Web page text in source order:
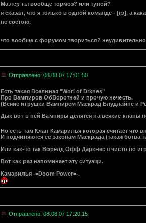
Мазтер ты вообще тормоз? или тупой?
я сказал, что я только в одной команде - [ip], а
не состою.
что вообще с форумом твориться? неудивительно
Отправлено: 08.08.07 17:01:50
Есть такая Вселнная "Worl of Drknes"
Про Вампиров ОбВоротней и прочую нечесть.
(Всяие игрушки Вампирем Маскрад Блудлайнс и
Дык вот в ней Вампиры делятся на всякие
Но есть там Клан Камарилья которая считает что
И подчиняются ее законам Маскрада (такая
Или как-то так Ворелд Офф Даркнес я чисто по
Вот как раз напоминает эту ситуаци.
Камарилья -=Doom Power=-.
Отправлено: 08.08.07 17:20:15